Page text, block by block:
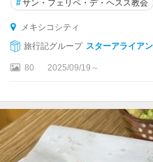
#サン・フェリペ・デ・ヘスス教会
メキシコシティ
旅行記グループ スターアライア
80 2025/09/19～